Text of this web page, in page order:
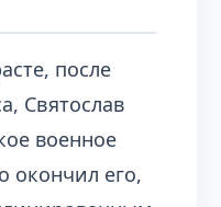
после
Святослав
военное
окончил его,